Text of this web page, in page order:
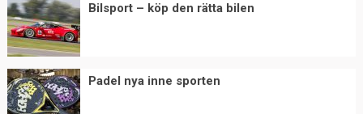
Bilsport – köp den rätta bilen
Padel nya inne sporten